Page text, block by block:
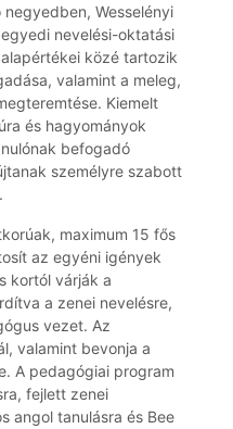
Wesselényi
nevelési-oktatási
közé tartozik
valamint a meleg,
Kiemelt
és hagyományok
befogadó
személyre szabott
maximum 15 fős
az egyéni igények
kortól várják a
a zenei nevelésre,
vezet. Az
valamint bevonja a
A pedagógiai program
fejlett zenei
angol tanulásra és Bee